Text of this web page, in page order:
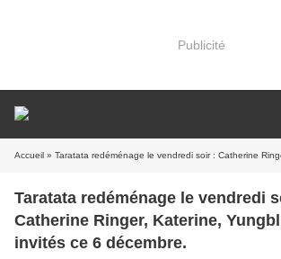
Publicité
Accueil » Taratata redéménage le vendredi soir : Catherine Ringer, Katerine, Yungblud
Taratata redéménage le vendredi
Catherine Ringer, Katerine,
invités ce 6 décembre.